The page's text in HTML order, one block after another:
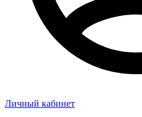
Личный кабинет